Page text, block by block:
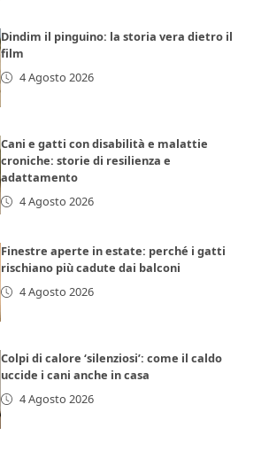
Dindim il pinguino: la storia vera dietro il
film
4 Agosto 2026
Cani e gatti con disabilità e malattie
croniche: storie di resilienza e
adattamento
4 Agosto 2026
Finestre aperte in estate: perché i gatti
rischiano più cadute dai balconi
4 Agosto 2026
Colpi di calore ‘silenziosi’: come il caldo
uccide i cani anche in casa
4 Agosto 2026